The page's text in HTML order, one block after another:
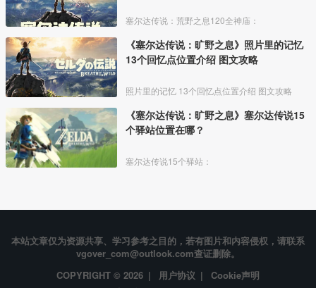
塞尔达传说：荒野之息120全神庙：
《塞尔达传说：旷野之息》照片里的记忆
13个回忆点位置介绍 图文攻略
照片里的记忆 13个回忆点位置介绍 图文攻略
《塞尔达传说：旷野之息》塞尔达传说15
个驿站位置在哪？
塞尔达传说15个驿站：
本站文章仅为资源共享、学习参考之目的，若有图片和内容侵权，请联系
vgover_com@outlook.com查证删除。
COPYRIGHT © 2026 |
用户协议 | Cookie声明